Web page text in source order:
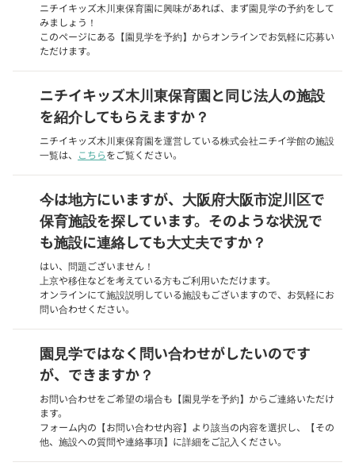
ニチイキッズ木川東保育園に興味があれば、まず園見学の予約をして
みましょう！
このページにある【園見学を予約】からオンラインでお気軽に応募い
ただけます。
ニチイキッズ木川東保育園と同じ法人の施設
を紹介してもらえますか？
ニチイキッズ木川東保育園を運営している株式会社ニチイ学館の施設
一覧は、
こちらをご覧ください。
今は地方にいますが、大阪府大阪市淀川区で
保育施設を探しています。そのような状況で
も施設に連絡しても大丈夫ですか？
はい、問題ございません！
上京や移住などを考えている方もご利用いただけます。
オンラインにて施設説明している施設もございますので、お気軽にお
問い合わせください。
園見学ではなく問い合わせがしたいのです
が、できますか？
お問い合わせをご希望の場合も【園見学を予約】からご連絡いただけ
ます。
フォーム内の【お問い合わせ内容】より該当の内容を選択し、【その
他、施設への質問や連絡事項】に詳細をご記入ください。